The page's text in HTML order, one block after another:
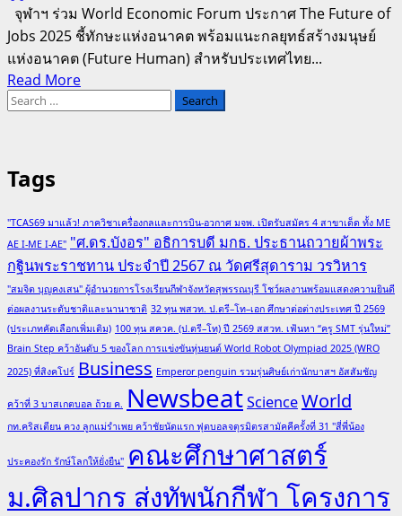
จุฬาฯ ร่วม World Economic Forum ประกาศ The Future of
Jobs 2025 ชี้ทักษะแห่งอนาคต พร้อมแนะกลยุทธ์สร้างมนุษย์
แห่งอนาคต (Future Human) สำหรับประเทศไทย...
Read MoreRead
Forum
ประกาศ
The
Future
of
Jobs
2025
ชี้
แห่ง
อนาคต
พร้อม
กลยุทธ์
Search
Tags
"TCAS69 มาแล้ว! ภาควิชาเครื่องกลและการบิน-อวกาศ มจพ. เปิดรับสมัคร 4 สาขาเด็ด ทั้ง ME
AE I-ME I-AE" "ศ.ดร.บังอร" อธิการบดี มกธ. ประธานถวายผ้าพระ
กฐินพระราชทาน ประจำปี 2567 ณ วัดศรีสุดาราม วรวิหาร
"สมจิต บุญคงเสน" ผู้อำนวยการโรงเรียนกีฬาจังหวัดสุพรรณบุรี โชว์ผลงานพร้อมแสดงความยินดี
ต่อผลงานระดับชาติและนานาชาติ 32 ทุน พสวท. ป.ตรี–โท–เอก ศึกษาต่อต่างประเทศ ปี 2569
(ประเภทคัดเลือกเพิ่มเติม) 100 ทุน สควค. (ป.ตรี–โท) ปี 2569 สสวท. เฟ้นหา “ครู SMT รุ่นใหม่”
Brain Step คว้าอันดับ 5 ของโลก การแข่งขันหุ่นยนต์ World Robot Olympiad 2025 (WRO
2025) ที่สิงคโปร์ Business Emperor penguin รวมรุ่นศิษย์เก่านักบาสฯ อัสสัมชัญ
คว้าที่ 3 บาสเกตบอล ถ้วย ค. NewsbeatScienceWorld
กท.คริสเตียน ควง ลูกแม่รำเพย คว้าชัยนัดแรก ฟุตบอลจตุรมิตรสามัคคีครั้งที่ 31 "สี่พี่น้อง
ประคองรัก รักษ์โลกให้ยั่งยืน" คณะศึกษาศาสตร์
ม.ศิลปากร ส่งทัพนักกีฬา โครงการ